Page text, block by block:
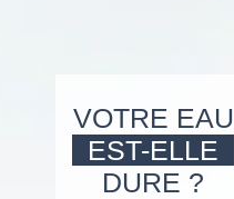
VOTRE EAU
EST-ELLE
DURE ?